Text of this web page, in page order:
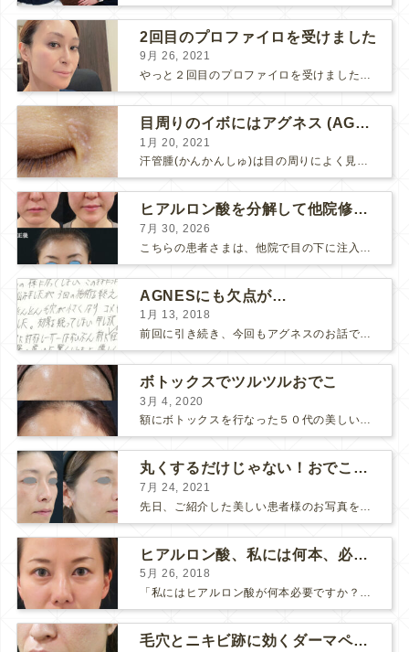
2回目のプロファイロを受けました
9月 26, 2021
やっと２回目のプロファイロを受けました。 ↑ 写真はプロファイロ翌日です。 この距離の写真では凹凸は映らないですし、 実物も、首がよく見ると凹凸が残っている位で、 それも３日で...
目周りのイボにはアグネス (AGNES）が効く！（ほぼ）ノーダウンタイムのイボ治療
1月 20, 2021
汗管腫(かんかんしゅ)は目の周りによく見られるいぼです。 以前は炭酸ガスレーザーでイボ組織を削って（蒸散とかアブレーションと言います）治療していました。 汗管腫は治療しても再発しやすい難治...
ヒアルロン酸を分解して他院修正（目の下のチンダル現象とその補正）
7月 30, 2026
AGNESにも欠点が…
1月 13, 2018
前回に引き続き、今回もアグネスのお話です。 AGNESはとっても良い治療である一方、 欠点もいくつかありますので、そちらもお話ししておきますね。 AGNESの欠点 1. ダウンタイム A...
ボトックスでツルツルおでこ
3月 4, 2020
額にボトックスを行なった５０代の美しい女性です。 エイジングとともに横ジワが目立つようになって、 キメが乱れてツヤが無くなってきます。 ボトックスを額に注射すると 横ジワが目立たなくな...
丸くするだけじゃない！おでこのヒアルロン酸注射
7月 24, 2021
ヒアルロン酸、私には何本、必要ですか？
5月 26, 2018
「私にはヒアルロン酸が何本必要ですか？」 診察の時によく聞かれますが、なかなか難しい質問です。 どこまでこだわってキレイにしたいかによって 使うヒアルロン酸の量が変わるからです。 前回もご紹介させ...
毛穴とニキビ跡に効くダーマペン４フルコース